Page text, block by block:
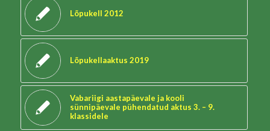
Lõpukell 2012
Lõpukellaaktus 2019
Vabariigi aastapäevale ja kooli
sünnipäevale pühendatud aktus 3. – 9.
klassidele